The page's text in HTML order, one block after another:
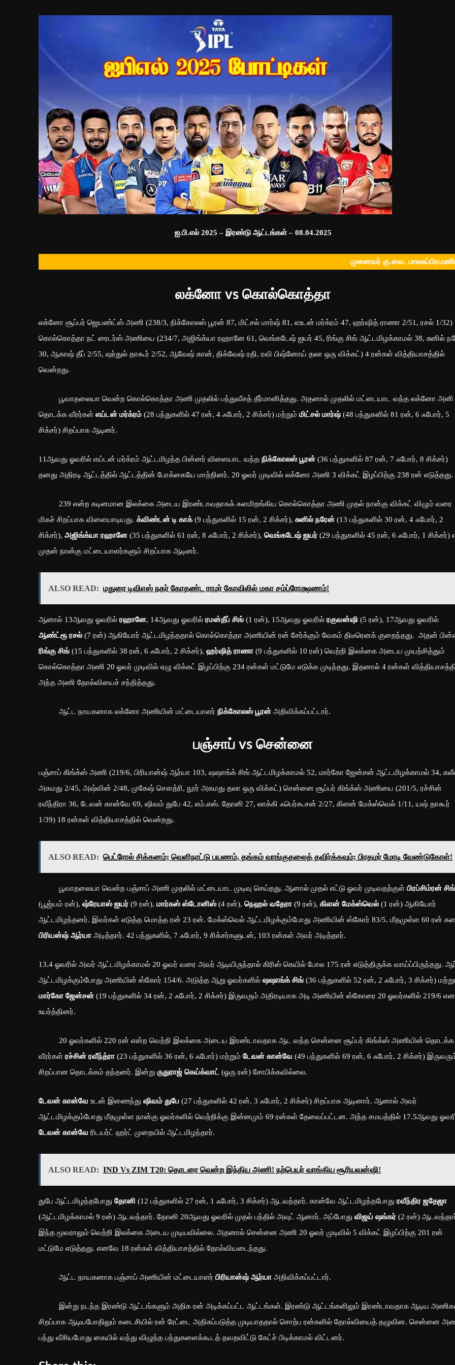
ஐ.பி.எல் 2025 – இரண்டு ஆட்டங்கள் – 08.04.2025
முனைவர் கு.வை.
லக்னோ vs கொல்கொத்தா
லக்னோ சூப்பர் ஜெயண்ட்ஸ் அணி (238/3, நிக்கோலஸ் பூரன் 87, மிட்சல் மார்ஷ் 81, எஉடன் மர்க்ரம் 47, ஹர்ஷித் ராணா 2/51, ரசல் 1/32)
கொல்கொத்தா நட் ரைடர்ஸ் அணியை (234/7, அஜிங்க்யா ரஹானே 61, வெங்கடேஷ் ஐயர் 45, ரிங்கு சிங் ஆட்டமிழக்காமல் 38, சுனில்
30, ஆகாஷ் தீப் 2/55, ஷர்துல் தாகூர் 2/52, ஆவேஷ் கான், திக்வேஷ் ரதி, ரவி பிஷ்னோய் தலா ஒரு விக்கட்) 4 ரன்கள் வித்தியாசத்தில்
வென்றது.
பூவாதலையா வென்ற கொல்கொத்தா அணி முதலில் பந்துவீசத் தீர்மானித்தது. அதனால் முதலில் மட்டையாட வந்த லக்னோ அனி
தொடக்க வீரர்கள் எய்டன் மர்க்ரம் (28 பந்துகளில் 47 ரன், 4 ஃபோர், 2 சிக்சர்) மற்றும் மிட்சல் மார்ஷ் (48 பந்துகளில் 81 ரன், 6 ஃபோர், 5
சிக்சர்) சிறப்பாக ஆடினர்.
11ஆவது ஓவரில் எய்டன் மர்க்ரம் ஆட்டமிழந்த பின்னர் விளையாட வந்த நிக்கோலஸ் பூரன் (36 பந்துகளில் 87 ரன், 7 ஃபோர், 8 சிக்சர்)
தனது அதிரடி ஆட்டத்தில் ஆட்டத்தின் போக்கையே மாற்றினர். 20 ஓவர் முடிவில் லக்னோ அணி 3 விக்கட் இழப்பிற்கு 238 ரன் எடுத்தது.
239 என்ற கடினமான இலக்கை அடைய இரண்டாவதாகக் களமிறங்கிய கொல்கொத்தா அணி முதல் நான்கு விக்கட் விழும் வரை
மிகச் சிறப்பாக விளையாடியது. க்விண்டன் டி காக்(9 பந்துகளில் 15 ரன், 2 சிக்சர்), சுனில் நரேன் (13 பந்துகளில் 30 ரன், 4 ஃபோர், 2
சிக்சர்), அஜிங்க்யா ரஹானே (35 பந்துகளில் 61 ரன், 8 ஃபோர், 2 சிக்சர்), வெங்கடேஷ் ஐயர் (29 பந்துகளில் 45 ரன், 6 ஃபோர், 1 சிக்சர்)
முதன் நான்கு மட்டையாளர்களும் சிறப்பாக ஆடினர்.
ALSO READ: மதுரை டிவிஎஸ் நகர் கோதண்ட ராமர் கோவிலில் மகா சம்ப்ரோக்ஷணம்!
ஆனால் 13ஆவது ஓவரில் ரஹானே, 14ஆவது ஓவரில் ரமன்தீப் சிங் (1 ரன்), 15ஆவது ஓவரில் ரகுவன்ஷி (5 ரன்), 17ஆவது ஓவரில்
ஆண்ட்ரூ ரசல் (7 ரன்) ஆகியோர் ஆட்டமிழந்ததால் கொல்கொத்தா அணியின் ரன் சேர்க்கும் வேகம் திடீரெனக் குறைந்தது. அதன்
ரிங்கு சிங் (15 பந்துகளில் 38 ரன், 6 ஃபோர், 2 சிக்சர்), ஹர்ஷித் ராணா (9 பந்துகளில் 10 ரன்) வெற்றி இலக்கை அடைய முயற்சித்தும்
கொல்கொத்தா அணி 20 ஓவர் முடிவில் ஏழு விக்கட் இழப்பிற்கு 234 ரன்கள் மட்டுமே எடுக்க முடிந்தது. இதனால் 4 ரன்கள்
அந்த அணி தோல்வியைச் சந்தித்தது.
ஆட்ட நாயகனாக லக்னோ அணியின் மட்டையாளர் நிக்கோலஸ் பூரன் அறிவிக்கப்பட்டார்.
பஞ்சாப் vs சென்னை
பஞ்சாப் கிங்க்ஸ் அணி (219/6, பிரியான்ஷ் ஆர்யா 103, ஷஷாங்க் சிங் ஆட்டமிழக்காமல் 52, மார்கோ ஜேன்சன் ஆட்டமிழக்காமல் 34,
அகமது 2/45, அஷ்வின் 2/48, முகேஷ் சௌத்ரி, நூர் அகமது தலா ஒரு விக்கட்) சென்னை சூப்பர் கிங்க்ஸ் அணியை (201/5, ரச்சின்
ரவீந்திரா 36, டேவன் கான்வே 69, ஷிவம் துபே 42, எம்.எஸ். தோனி 27, லாக்கி ஃபெர்கூசன் 2/27, கிளன் மேக்ஸ்வெல் 1/11, யஷ் தாகூர்
1/39) 18 ரன்கள் வித்தியாசத்தில் வென்றது.
ALSO READ: பெட்ரோல் சிக்கனம்; வெளிநாட்டு பயணம், தங்கம் வாங்குதலைத் தவிர்க்கவும்; பிரதமர் மோடி வேண்டுகோள்!
பூவாதலையா வென்ற பஞ்சாப் அணி முதலில் மட்டையாட முடிவு செய்தது. ஆனால் முதல் எட்டு ஓவர் முடிவதற்குள் பிரப்சிம்ரன் சிங்
(பூஜ்யம் ரன்), ஷ்ரேயாஸ் ஐயர் (9 ரன்), மார்கஸ் ஸ்டோனிஸ் (4 ரன்), நெஹல் வதேரா (9 ரன்), கிளன் மேக்ஸ்வெல் (1 ரன்) ஆகியோர்
ஆட்டமிழந்தனர். இவர்கள் எடுத்த மொத்த ரன் 23 ரன். மேக்ஸ்வெல் ஆட்டமிழக்கும்போது அணியின் ஸ்கோர் 83/5. மீதமுள்ள 60 ரன்
பிரியன்ஷ் ஆர்யா அடித்தார். 42 பந்துகளில், 7 ஃபோர், 9 சிக்சர்களுடன், 103 ரன்கள் அவர் அடித்தார்.
13.4 ஓவரில் அவர் ஆட்டமிழக்காமல் 20 ஓவர் வரை அவர் ஆடியிருந்தால் கிரிஸ் கெயில் போல 175 ரன் எடுத்திருக்க வாய்ப்பிருந்தது.
ஆட்டமிழக்கும்போது அணியின் ஸ்கோர் 154/6. அடுத்த ஆறு ஓவர்களில் ஷஷாங்க் சிங் (36 பந்துகளில் 52 ரன், 2 ஃபோர், 3 சிக்சர்)
மார்கோ ஜேன்சன் (19 பந்துகளில் 34 ரன், 2 ஃபோர், 2 சிக்சர்) இருவரும் அதிரடியாக அடி அணியின் ஸ்கோரை 20 ஓவர்களில் 219/6 என
உயர்த்தினர்.
20 ஓவர்களில் 220 ரன் என்ற வெற்றி இலக்கை அடைய இரண்டாவதாக ஆட வந்த சென்னை சூப்பர் கிங்க்ஸ் அணியின் தொடக்க
வீரர்கள் ரச்சின் ரவீந்த்ரா (23 பந்துகளில் 36 ரன், 6 ஃபோர்) மற்றும் டேவன் கான்வே (49 பந்துகளில் 69 ரன், 6 ஃபோர், 2 சிக்சர்)
சிறப்பான தொடக்கம் தந்தனர். இன்று ருதுராஜ் கெய்க்வாட் (ஓரு ரன்) சோபிக்கவில்லை.
டேவன் கான்வே உடன் இணைந்து ஷிவம் துபே (27 பந்துகளில் 42 ரன், 3 ஃபோர், 2 சிக்சர்) சிறப்பாக ஆடினார். ஆனால் அவர்
ஆட்டமிழக்கும்போது மீதமுள்ள நான்கு ஓவர்களில் வெற்றிக்கு இன்னமும் 69 ரன்கள் தேவைப்பட்டன. அந்த சமயத்தில் 17.5ஆவது
டேவன் கான்வே ரிடயர்ட் ஹர்ட் முறையில் ஆட்டமிழந்தார்.
ALSO READ: IND Vs ZIM T20: தொடரை வென்ற இந்திய அணி! நற்பெயர் வாங்கிய சூரியவன்ஷி!
துபே ஆட்டமிழந்தபோது தோனி (12 பந்துகளில் 27 ரன், 1 ஃபோர், 3 சிக்சர்) ஆடவந்தார். கான்வே ஆட்டமிழந்தபோது ரவீந்திர ஜதேஜா
(ஆட்டமிழக்காமல் 9 ரன்) ஆடவந்தார். தோனி 20ஆவது ஓவரில் முதல் பந்தில் அவுட் ஆனார். அப்போது விஜய் ஷங்கர் (2 ரன்)
இந்த மூவராலும் வெற்றி இலக்கை அடைய முடியவில்லை. அதனால் சென்னை அணி 20 ஓவர் முடிவில் 5 விக்கட் இழப்பிற்கு 201 ரன்
மட்டுமே எடுத்தது. எனவே 18 ரன்கள் வித்தியாசத்தில் தோல்வியடைந்தது.
ஆட்ட நாயகனாக பஞ்சாப் அணியின் மட்டையாளர் பிரியான்ஷ் ஆர்யா அறிவிக்கப்பட்டார்.
இன்று நடந்த இரண்டு ஆட்டங்களும் அதிக ரன் அடிக்கப்பட்ட ஆட்டங்கள். இரண்டு ஆட்டங்களிலும் இரண்டாவதாக ஆடிய
சிறப்பாக ஆடியபோதிலும் கடைசியில் ரன் ரேட்டை அதிகப்படுத்த முடியாததால் சொற்ப ரன்களில் தோல்வியைத் தழுவின. சென்னை
பந்து வீசியபோது கையில் வந்து விழுந்த பந்துகளைக்கூடத் தவறவிட்டு கேட்ச் பிடிக்காமல் விட்டனர்.